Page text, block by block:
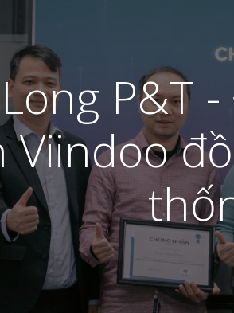
P&T
Viindoo